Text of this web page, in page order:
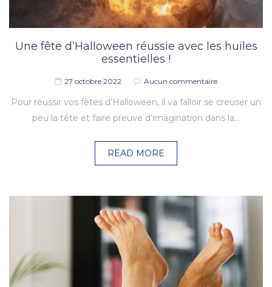
Une fête d’Halloween réussie avec les huiles
essentielles !
27 octobre 2022 Aucun commentaire
Pour réussir vos fêtes d’Halloween, il va falloir se creuser un
peu la tête et faire preuve d’imagination dans la…
READ MORE